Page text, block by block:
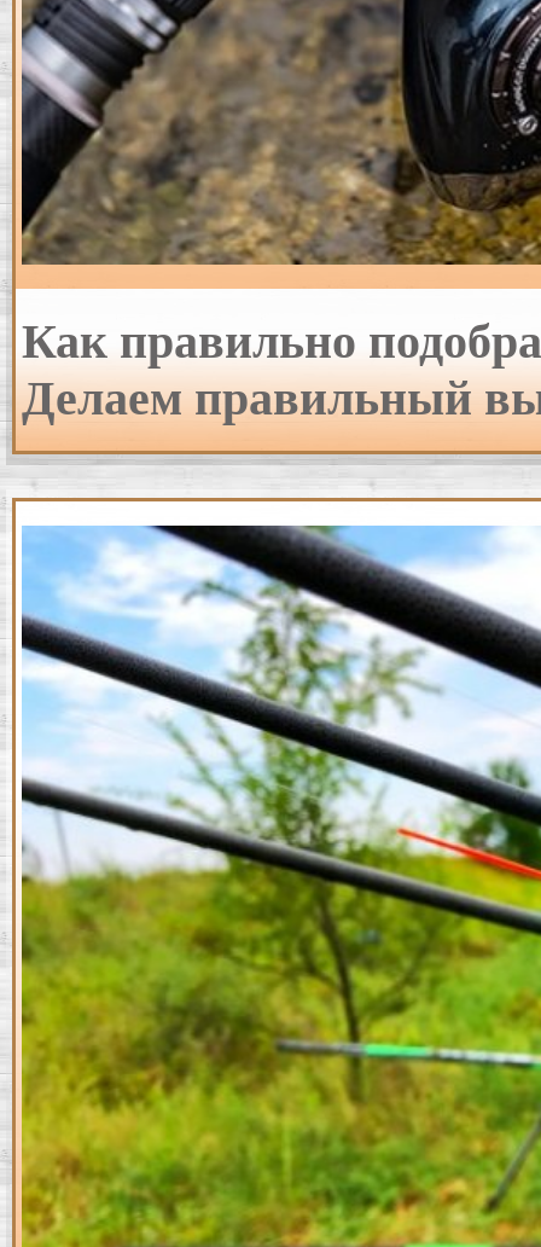
Как правильно
Делаем правильный